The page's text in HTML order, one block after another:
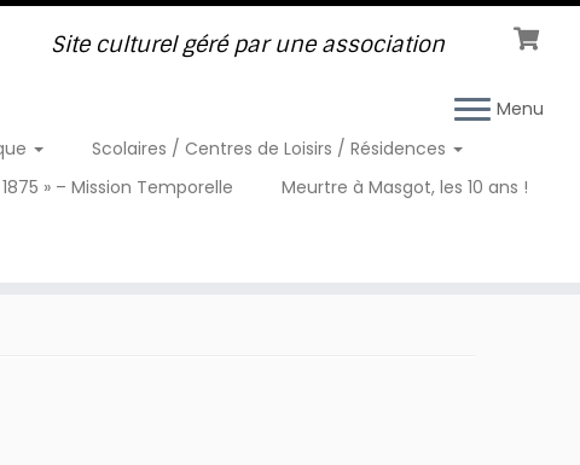
Site culturel géré par une association
Menu
Scolaires / Centres de Loisirs / Résidences
» – Mission Temporelle Meurtre à Masgot, les 10 ans !